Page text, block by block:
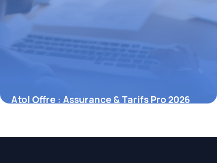
Atol Offre : Assurance & Tarifs Pro 2026